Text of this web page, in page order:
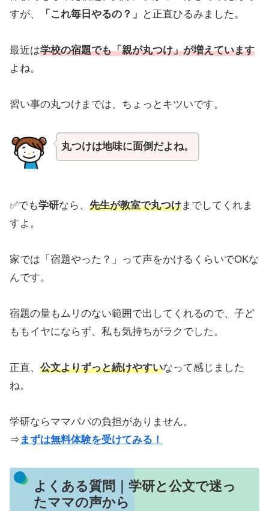
すが、
「これ毎日やるの？」 と正直ひるみました。
最近は学校の宿題でも「親が丸つけ」が増えています
よね。
習い事の丸つけまでは、ちょっとキツいです。
丸つけは地味に面倒だよね。
✅でも学研なら、 先生が教室で丸つけまでしてくれま
すよ。
家では「宿題やった？」って声をかけるくらいでOKな
んです。
宿題の量もムリのない範囲で出してくれるので、子ど
ももイヤにならず、私も気持ちがラクでした。
正直、 公文よりずっと続けやすいなって感じました
ね。
学研ならママパパの負担がありません。
⇒ まずは無料体験を受けてみる！
よくある質問｜学研と公文で迷っ
たママの声から